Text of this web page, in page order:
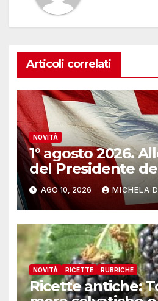
Articoli correlati
NOVITÀ
1° agosto 2026.
del Presidente
Confederazione
Parmelin
AGO 10, 2026 MICHELA
NOVITÀ RICETTE RUBRICHE
Ricette antiche: